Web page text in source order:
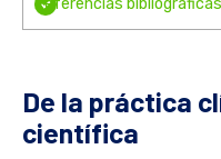
Referencias bibliográficas
De la práctica
científica